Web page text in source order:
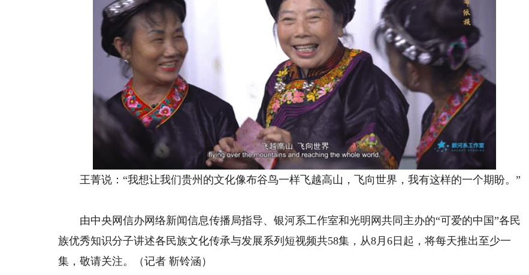
王菁说：“我想让我们贵州的文化像布谷鸟一样飞越高山，飞向世界，我有这样的一个期盼。”
由中央网信办网络新闻信息传播局指导、银河系工作室和光明网共同主办的“可爱的中国”各民
族优秀知识分子讲述各民族文化传承与发展系列短视频共58集，从8月6日起，将每天推出至少一
集，敬请关注。（记者 靳铃涵）